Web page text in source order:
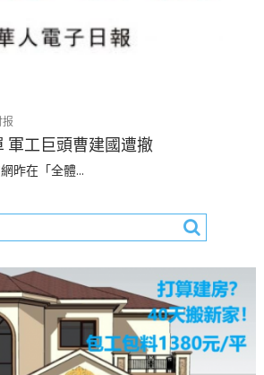
軍工巨頭曹建國遭撤
昨在「全體...